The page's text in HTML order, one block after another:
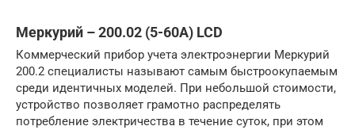
Меркурий – 200.02 (5-60А) LCD
Коммерческий прибор учета электроэнергии Меркурий
200.2 специалисты называют самым быстроокупаемым
среди идентичных моделей. При небольшой стоимости,
устройство позволяет грамотно распределять
потребление электричества в течение суток, при этом